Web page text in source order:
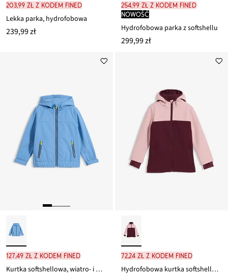
203,99 zł z kodem FINED
Lekka parka, hydrofobowa
239,99 zł
254,99 zł z kodem FINED
nowość
Hydrofobowa parka z softshellu
299,99 zł
127,49 zł z kodem FINED
Kurtka softshellowa, wiatro- i wodoodporna, z kapturem
72,24 zł z kodem FINED
Hydrofobowa kurtka softshellowa z ocieplaniem